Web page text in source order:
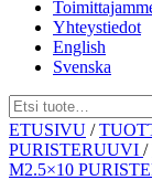
Yhteystiedot
English
Svenska
Skip
to
content
ETUSIVU /
PURISTERUUVI /
M2.5×10